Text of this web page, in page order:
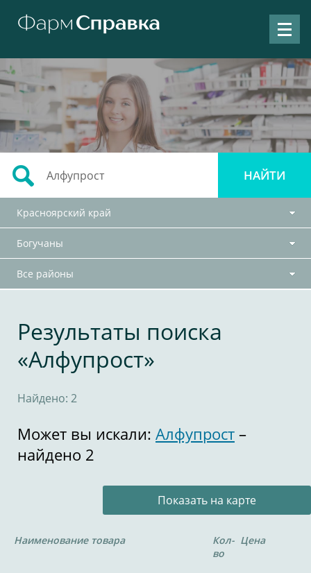
Красноярский край
Богучаны
Все районы
Результаты поиска
«Алфупрост»
Найдено: 2
Может вы искали: Алфупрост –
найдено 2
Показать на карте
Наименование товара
Кол-
во
Цена